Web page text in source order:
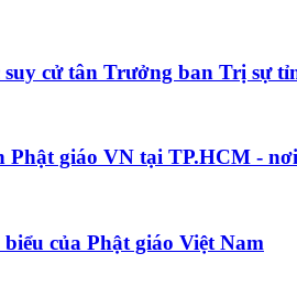
cử tân Trưởng ban Trị sự
Phật giáo VN tại TP.HCM -
của Phật giáo Việt Nam